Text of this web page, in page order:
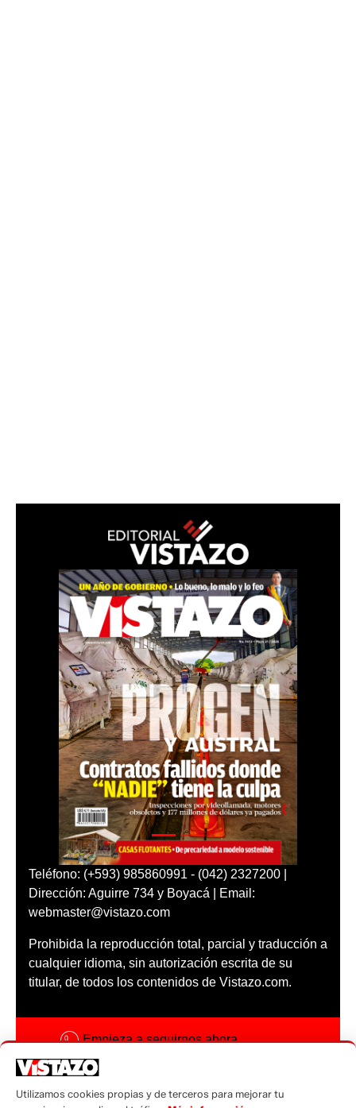
Teléfono: (+593) 985860991 - (042) 2327200 |
Dirección: Aguirre 734 y Boyacá | Email:
webmaster@vistazo.com
Prohibida la reproducción total, parcial y traducción a
cualquier idioma, sin autorización escrita de su
titular, de todos los contenidos de Vistazo.com.
Empieza a seguirnos ahora
Código ética
Utilizamos cookies propias y de terceros para mejorar tu